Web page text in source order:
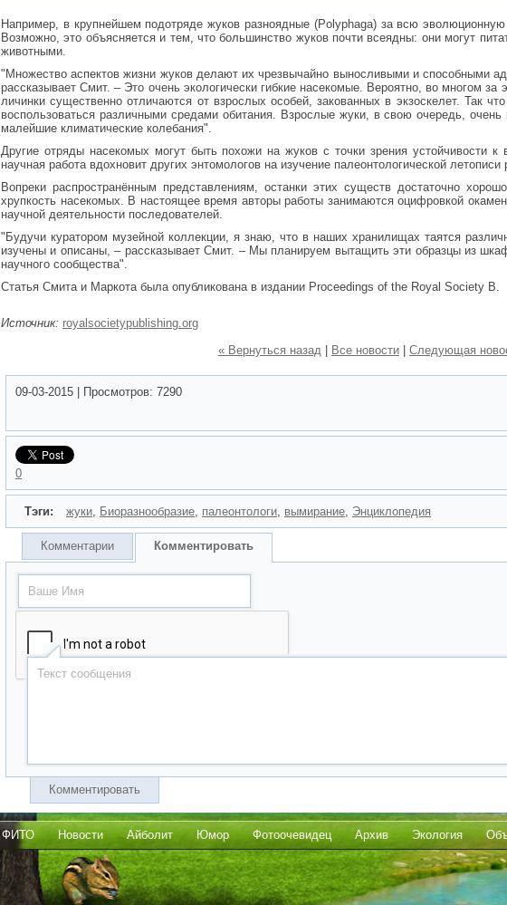
Например, в крупнейшем подотряде жуков разноядные (Polyphaga) за всю
Возможно, это объясняется и тем, что большинство жуков почти всеядны: они могут
животными.
"Множество аспектов жизни жуков делают их чрезвычайно выносливыми и способными
рассказывает Смит. – Это очень экологически гибкие насекомые. Вероятно, во многом
личинки существенно отличаются от взрослых особей, закованных в экзоскелет. Так
воспользоваться различными средами обитания. Взрослые жуки, в свою очередь,
малейшие климатические колебания".
Другие отряды насекомых могут быть похожи на жуков с точки зрения устойчивости
научная работа вдохновит других энтомологов на изучение палеонтологической
Вопреки распространённым представлениям, останки этих существ достаточно
хрупкость насекомых. В настоящее время авторы работы занимаются оцифровкой
научной деятельности последователей.
"Будучи куратором музейной коллекции, я знаю, что в наших хранилищах таятся
изучены и описаны, – рассказывает Смит. – Мы планируем вытащить эти образцы из
научного сообщества".
Статья Смита и Маркота была опубликована в издании Proceedings of the Royal Society B.
Источник: royalsocietypublishing.org
« Вернуться назад
Все новости Следующая
09-03-2015 Просмотров: 7290
0
Тэги: жуки, Биоразнообразие, палеонтологи, вымирание, Энциклопедия
Комментарии Комментировать
Комментировать
ФИТО Новости Айболит Юмор Фотоочевидец Архив Экология